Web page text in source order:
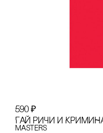
590 ₽
ГАЙ РИЧИ И
Masters